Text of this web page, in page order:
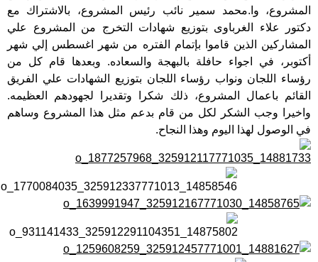
المشروع، وا.محمد سمير نائب رئيس المشروع، بالاشتراك مع
دكتور علاء الغرباوى بتوزيع شهادات التخرج من المشروع علي
المشاركين الذين قاموا بإتمام الفتره من شهر اغسطس إلي شهر
أكتوبر، في اجواء حافلة بالبهجة والسعاده. وبعدها قام كل من
رؤساء اللجان ونواب رؤساء اللجان بتوزيع الشهادات علي الفريق
القائم باعمال المشروع، ذلك شكرا وتقديرا لجهودهم العظيمه.
واخيرا وجب الشكر لكل من قام بدعم مثل هذا المشروع وساهم
في الوصول لهذا اليوم وهذا النجاح.